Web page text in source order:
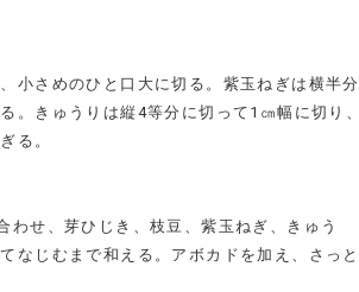
小さめのひと口大に切る。紫玉ねぎは横半分
。きゅうりは縦4等分に切って1㎝幅に切り、
る。
わせ、芽ひじき、枝豆、紫玉ねぎ、きゅう
なじむまで和える。アボカドを加え、さっと